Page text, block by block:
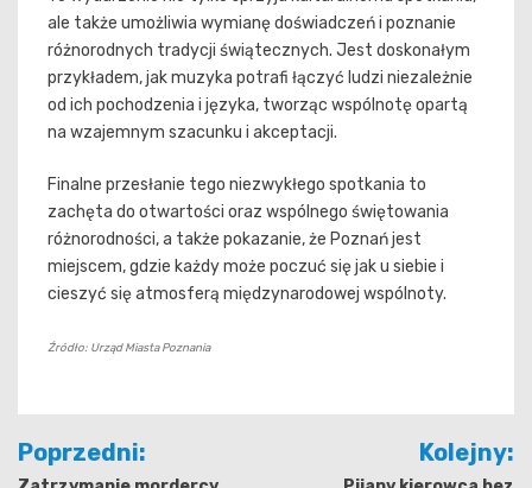
ale także umożliwia wymianę doświadczeń i poznanie
różnorodnych tradycji świątecznych. Jest doskonałym
przykładem, jak muzyka potrafi łączyć ludzi niezależnie
od ich pochodzenia i języka, tworząc wspólnotę opartą
na wzajemnym szacunku i akceptacji.
Finalne przesłanie tego niezwykłego spotkania to
zachęta do otwartości oraz wspólnego świętowania
różnorodności, a także pokazanie, że Poznań jest
miejscem, gdzie każdy może poczuć się jak u siebie i
cieszyć się atmosferą międzynarodowej wspólnoty.
Źródło: Urząd Miasta Poznania
Nawigacja
Poprzedni: Kolejny: